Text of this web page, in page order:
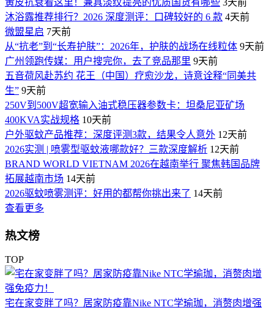
黄皮抗衰看这里！兼具淡纹提亮的优质国货有哪些 3天前
沐浴露推荐排行？2026 深度测评：口碑较好的 6 款 4天前
微盟星启 7天前
从“抗老”到“长寿护肤”：2026年，护肤的战场在线粒体 9天前
广州领跑传媒：用户搜完你，去了竞品那里 9天前
五音荷风赴苏约 花王（中国）疗愈沙龙，诗意诠释“同美共
生” 9天前
250V到500V超宽输入油式稳压器参数卡：坦桑尼亚矿场
400KVA实战规格 10天前
户外驱蚊产品推荐：深度评测3款，结果令人意外 12天前
2026实测 | 喷雾型驱蚊液哪款好？三款深度解析 12天前
BRAND WORLD VIETNAM 2026在越南举行 聚焦韩国品牌
拓展越南市场 14天前
2026驱蚊喷雾测评：好用的都帮你挑出来了 14天前
查看更多
热文榜
TOP
宅在家变胖了吗？居家防疫靠Nike NTC学瑜珈，消赘肉增强